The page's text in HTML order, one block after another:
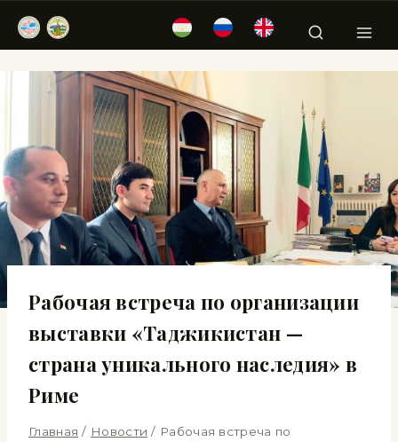
Рабочая встреча по организации
выставки «Таджикистан —
страна уникального наследия» в
Риме
Главная / Новости / Рабочая встреча по